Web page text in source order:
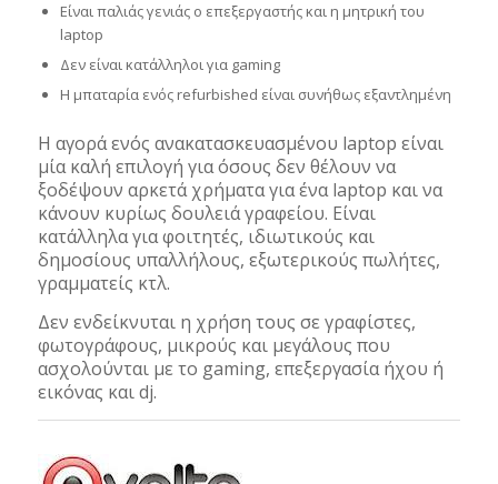
Είναι παλιάς γενιάς ο επεξεργαστής και η μητρική του
laptop
Δεν είναι κατάλληλοι για gaming
Η μπαταρία ενός refurbished είναι συνήθως εξαντλημένη
H αγορά ενός ανακατασκευασμένου laptop είναι
μία καλή επιλογή για όσους δεν θέλουν να
ξοδέψουν αρκετά χρήματα για ένα laptop και να
κάνουν κυρίως δουλειά γραφείου. Είναι
κατάλληλα για φοιτητές, ιδιωτικούς και
δημοσίους υπαλλήλους, εξωτερικούς πωλήτες,
γραμματείς κτλ.
Δεν ενδείκνυται η χρήση τους σε γραφίστες,
φωτογράφους, μικρούς και μεγάλους που
ασχολούνται με το gaming, επεξεργασία ήχου ή
εικόνας και dj.